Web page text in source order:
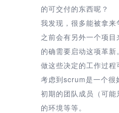
的可交付的东西呢？
我发现，很多能被拿
之前会有另外一个项
的确需要启动这项革新。
做这些决定的工作过程
考虑到scrum是一个很
初期的团队成员（可
的环境等等。